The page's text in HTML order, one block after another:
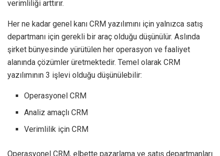
verimliliği arttırır.
Her ne kadar genel kanı CRM yazılımını için yalnızca satış
departmanı için gerekli bir araç olduğu düşünülür. Aslında
şirket bünyesinde yürütülen her operasyon ve faaliyet
alanında çözümler üretmektedir. Temel olarak CRM
yazılımının 3 işlevi olduğu düşünülebilir:
Operasyonel CRM
Analiz amaçlı CRM
Verimlilik için CRM
Operasyonel CRM, elbette pazarlama ve satış departmanları